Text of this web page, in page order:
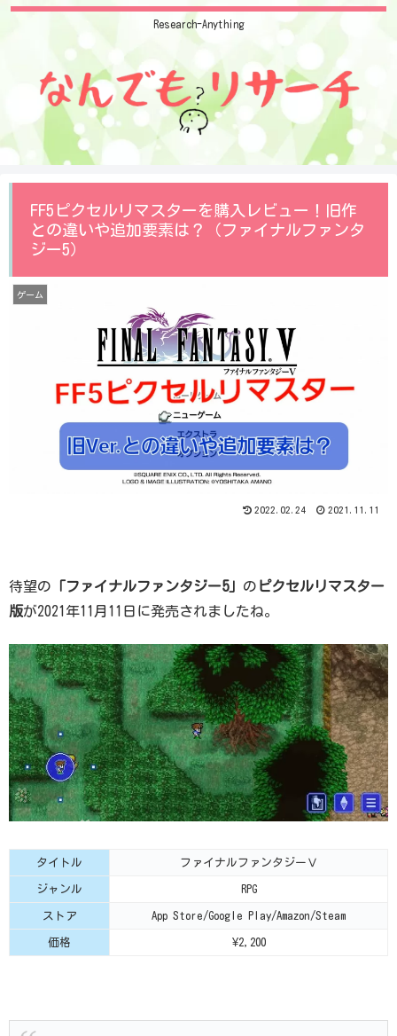
Research-Anything
FF5ピクセルリマスターを購入レビュー！旧作
との違いや追加要素は？（ファイナルファンタ
ジー5）
ゲーム
2022.02.24 2021.11.11
待望の 「ファイナルファンタジー5」 の ピクセルリマスター
版が2021年11月11日に発売されましたね。
タイトル ファイナルファンタジーⅤ
ジャンル RPG
ストア App Store/Google Play/Amazon/Steam
価格 ¥2,200